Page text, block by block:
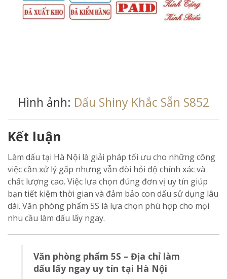
Hình ảnh: Dấu Shiny Khắc Sẵn S852
Kết luận
Làm dấu tại Hà Nội là giải pháp tối ưu cho những công
việc cần xử lý gấp nhưng vẫn đòi hỏi độ chính xác và
chất lượng cao. Việc lựa chọn đúng đơn vị uy tín giúp
bạn tiết kiệm thời gian và đảm bảo con dấu sử dụng lâu
dài. Văn phòng phẩm 5S là lựa chọn phù hợp cho mọi
nhu cầu làm dấu lấy ngay.
Văn phòng phẩm 5S – Địa chỉ làm
dấu lấy ngay uy tín tại Hà Nội